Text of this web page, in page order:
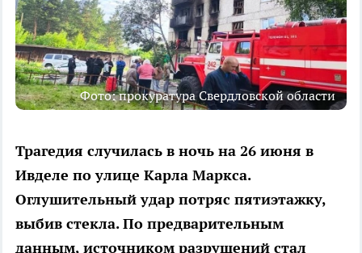
Фото: прокуратура Свердловской области
Трагедия случилась в ночь на 26 июня в
Ивделе по улице Карла Маркса.
Оглушительный удар потряс пятиэтажку,
выбив стекла. По предварительным
данным, источником разрушений стал